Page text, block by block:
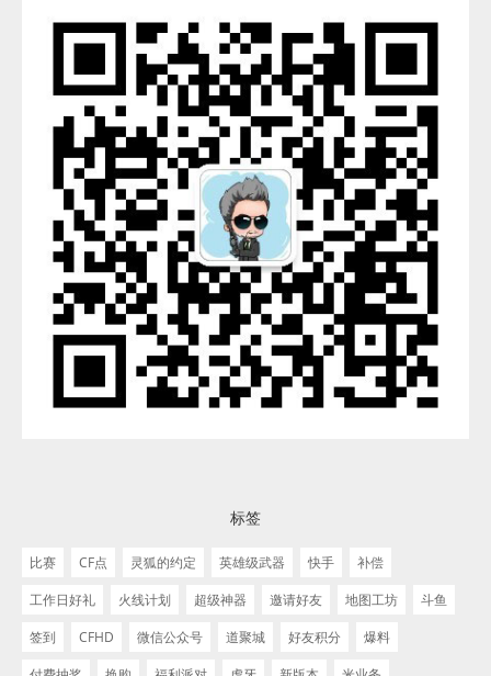
标签
比赛 CF点 灵狐的约定 英雄级武器 快手
补偿
工作日好礼
火线计划 超级神器 邀请好友 地图工坊
斗鱼
签到
CFHD 微信公众号 道聚城 好友积分
爆料